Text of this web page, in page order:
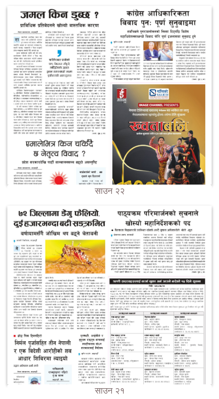
साउन २२
साउन २१